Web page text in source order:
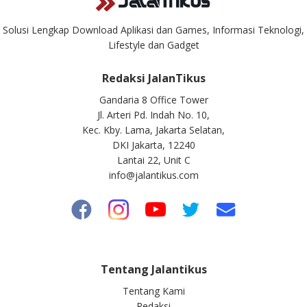
Solusi Lengkap Download Aplikasi dan Games, Informasi Teknologi,
Lifestyle dan Gadget
Redaksi JalanTikus
Gandaria 8 Office Tower
Jl. Arteri Pd. Indah No. 10,
Kec. Kby. Lama, Jakarta Selatan,
DKI Jakarta, 12240
Lantai 22, Unit C
info@jalantikus.com
Tentang Jalantikus
Tentang Kami